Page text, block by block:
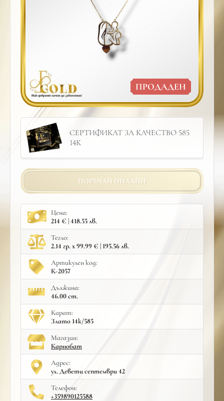
ПРОДАДЕН
СЕРТИФИКАТ ЗА КАЧЕСТВО 585
14К
ПОРЪЧАЙ ОНЛАЙН
Цена:
214 € | 418.55 лв.
Тегло:
2.14 гр. x 99.99 € | 195.56 лв.
Артикулен код:
К-2057
Дължина:
46.00 cm.
Карат:
Злато 14к/585
Mагазин:
Карнобат
Адрес:
ул. Девети септември 42
Телефон:
+359890125588